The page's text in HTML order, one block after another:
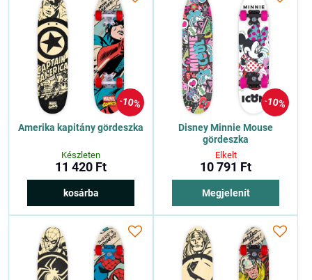
10%
Amerika kapitány gördeszka
Készleten
11 420 Ft
kosárba
10%
Disney Minnie Mouse
gördeszka
Elkelt
10 791 Ft
Megjelenít